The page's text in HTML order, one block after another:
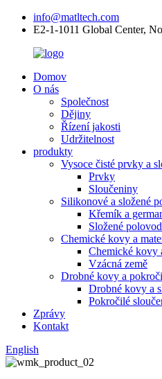
info@matltech.com
E2-1-1011 Global Center,
Domov
O nás
Společnost
Dějiny
Řízení jakosti
Udržitelnost
produkty
Vysoce čisté prvky a
Prvky
Sloučeniny
Silikonové a složené
Křemík a
Složené
Chemické kovy a
Chemické kovy
Vzácná země
Drobné kovy a
Drobné kovy a
Pokročilé
Zprávy
Kontakt
English